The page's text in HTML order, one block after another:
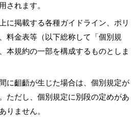
されます。
に掲載する各種ガイドライン、ポリ
料金表等（以下総称して「個別規
本規約の一部を構成するものとしま
に齟齬が生じた場合は、個別規定が
ただし、個別規定に別段の定めがあ
りません。